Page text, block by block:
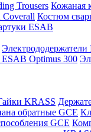
Trousers Кожаная
Костюм
ESAB
Optimus 300
KRASS
обратные GCE
GCE